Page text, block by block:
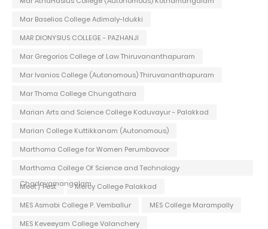
Mar Baselios College Adimaly-Idukki
MAR DIONYSIUS COLLEGE - PAZHANJI
Mar Gregorios College of Law Thiruvananthapuram
Mar Ivanios College (Autonomous) Thiruvananthapuram
Mar Thoma College Chungathara
Marian Arts and Science College Koduvayur - Palakkad
Marian College Kuttikkanam (Autonomous)
Marthoma College for Women Perumbavoor
Marthoma College Of Science and Technology
Chadayamangalam
Meet / Fest
Mercy College Palakkad
MES Asmabi College P. Vemballur
MES College Marampally
MES Keveeyam College Valanchery